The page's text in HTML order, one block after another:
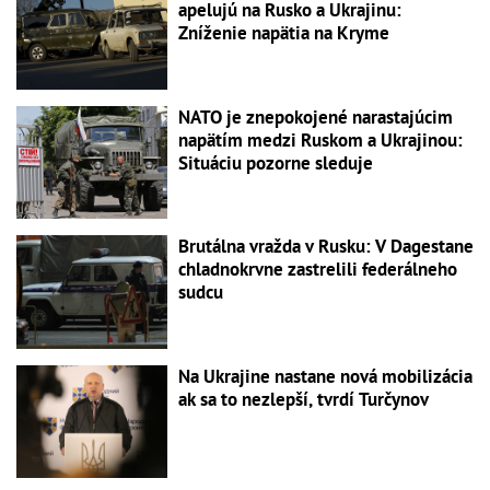
apelujú na Rusko a Ukrajinu:
Zníženie napätia na Kryme
NATO je znepokojené narastajúcim
napätím medzi Ruskom a Ukrajinou:
Situáciu pozorne sleduje
Brutálna vražda v Rusku: V Dagestane
chladnokrvne zastrelili federálneho
sudcu
Na Ukrajine nastane nová mobilizácia
ak sa to nezlepší, tvrdí Turčynov